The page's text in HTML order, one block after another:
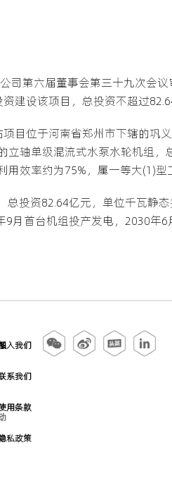
司第六届董事会第三十九次会
建设该项目，总投资不超过
目位于河南省郑州市下辖的巩
立轴单级混流式水泵水轮机组
用效率约为75%，属一等大(1)型
总投资82.64亿元，单位千瓦静
9月首台机组投产发电，2030年
入我们
系我们
用条款
私政策